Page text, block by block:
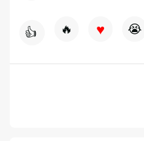
👍 🔥 ♥ 😭